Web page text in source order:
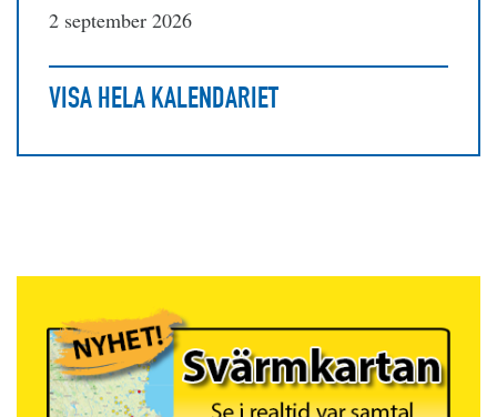
2 september 2026
VISA HELA KALENDARIET